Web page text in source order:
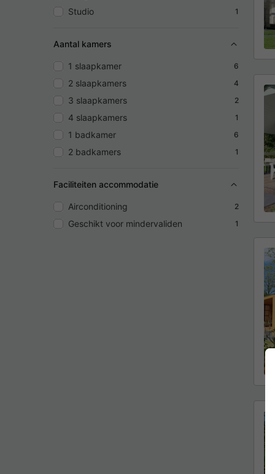
Studio 1
Aantal kamers
1 slaapkamer 6
2 slaapkamers 4
3 slaapkamers 2
4 slaapkamers 1
1 badkamer 6
2 badkamers 1
Faciliteiten accommodatie
Airconditioning 2
Geschikt voor mindervaliden 1